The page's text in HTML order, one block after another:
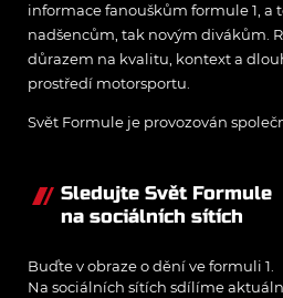
informace fanouškům formule 1, a
nadšencům, tak novým divákům.
důrazem na kvalitu, kontext a
prostředí motorsportu.
Svět Formule je provozován
Sledujte Svět Formule
na sociálních sítích
Buďte v obraze o dění ve formuli 1.
Na sociálních sítích sdílíme